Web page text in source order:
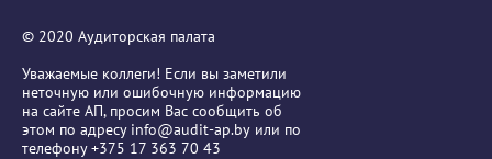
© 2020 Аудиторская палата
Уважаемые коллеги! Если вы заметили
неточную или ошибочную информацию
на сайте АП, просим Вас сообщить об
этом по адресу info@audit-ap.by или по
телефону +375 17 363 70 43